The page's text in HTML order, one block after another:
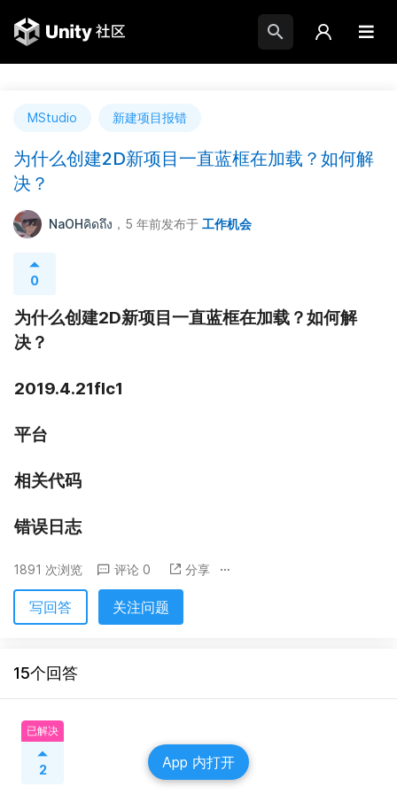
MStudio 新建项目报错
为什么创建2D新项目一直蓝框在加载？如何解
决？
NaOHคิดถึง ，5 年前发布于 工作机会
0
为什么创建2D新项目一直蓝框在加载？如何解
决？
2019.4.21flc1
平台
相关代码
错误日志
1891 次浏览 评论 0 分享
写回答 关注问题
15个回答
已解决
2 App 内打开